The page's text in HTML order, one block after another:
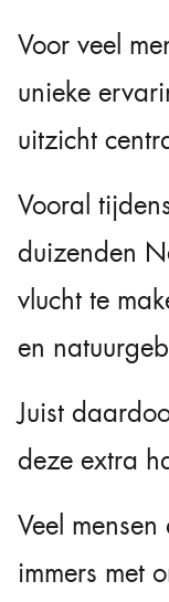
Voor veel
unieke
uitzicht
Vooral
duizenden
vlucht te
en
Juist
deze extra
Veel
immers met